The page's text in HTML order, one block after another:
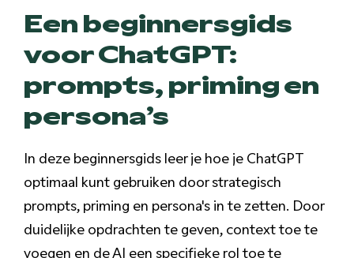
Een beginnersgids
voor ChatGPT:
prompts, priming en
persona’s
In deze beginnersgids leer je hoe je ChatGPT
optimaal kunt gebruiken door strategisch
prompts, priming en persona's in te zetten. Door
duidelijke opdrachten te geven, context toe te
voegen en de AI een specifieke rol toe te